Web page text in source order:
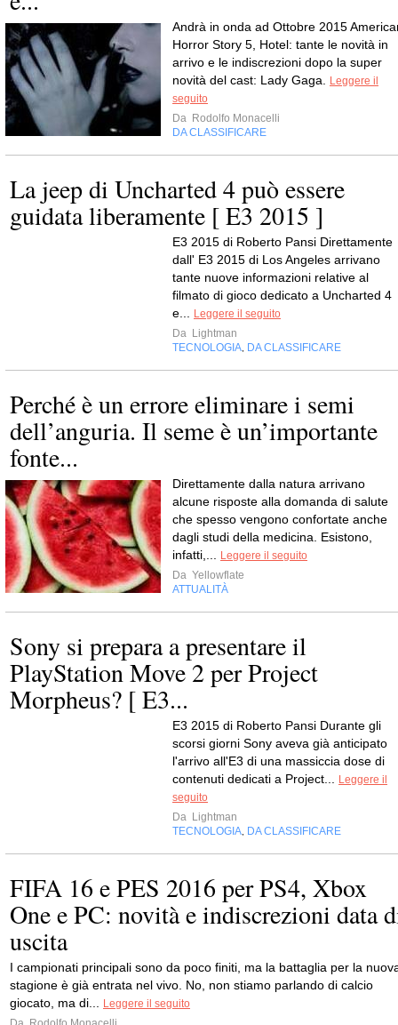
Andrà in onda ad Ottobre 2015
Horror Story 5, Hotel: tante le novità in
arrivo e le indiscrezioni dopo la super
novità del cast: Lady Gaga.
Leggere il
seguito
Da Rodolfo Monacelli
DA CLASSIFICARE
La jeep di Uncharted 4 può essere
guidata liberamente [ E3 2015 ]
E3 2015 di Roberto Pansi Direttamente
dall' E3 2015 di Los Angeles arrivano
tante nuove informazioni relative al
filmato di gioco dedicato a Uncharted 4
e...
Leggere il seguito
Da Lightman
TECNOLOGIA DA CLASSIFICARE
Perché è un errore eliminare i semi
dell’anguria. Il seme è un’importante
fonte...
Direttamente dalla natura arrivano
alcune risposte alla domanda di salute
che spesso vengono confortate anche
dagli studi della medicina. Esistono,
infatti,...
Leggere il seguito
Da Yellowflate
ATTUALITÀ
Sony si prepara a presentare il
PlayStation Move 2 per Project
Morpheus? [ E3...
E3 2015 di Roberto Pansi Durante gli
scorsi giorni Sony aveva già anticipato
l'arrivo all'E3 di una massiccia dose di
contenuti dedicati a Project...
Leggere il
seguito
Da Lightman
TECNOLOGIA DA CLASSIFICARE
FIFA 16 e PES 2016 per PS4, Xbox
One e PC: novità e indiscrezioni data
uscita
I campionati principali sono da poco finiti, ma la battaglia per la
stagione è già entrata nel vivo. No, non stiamo parlando di calcio
giocato, ma di...
Leggere il seguito